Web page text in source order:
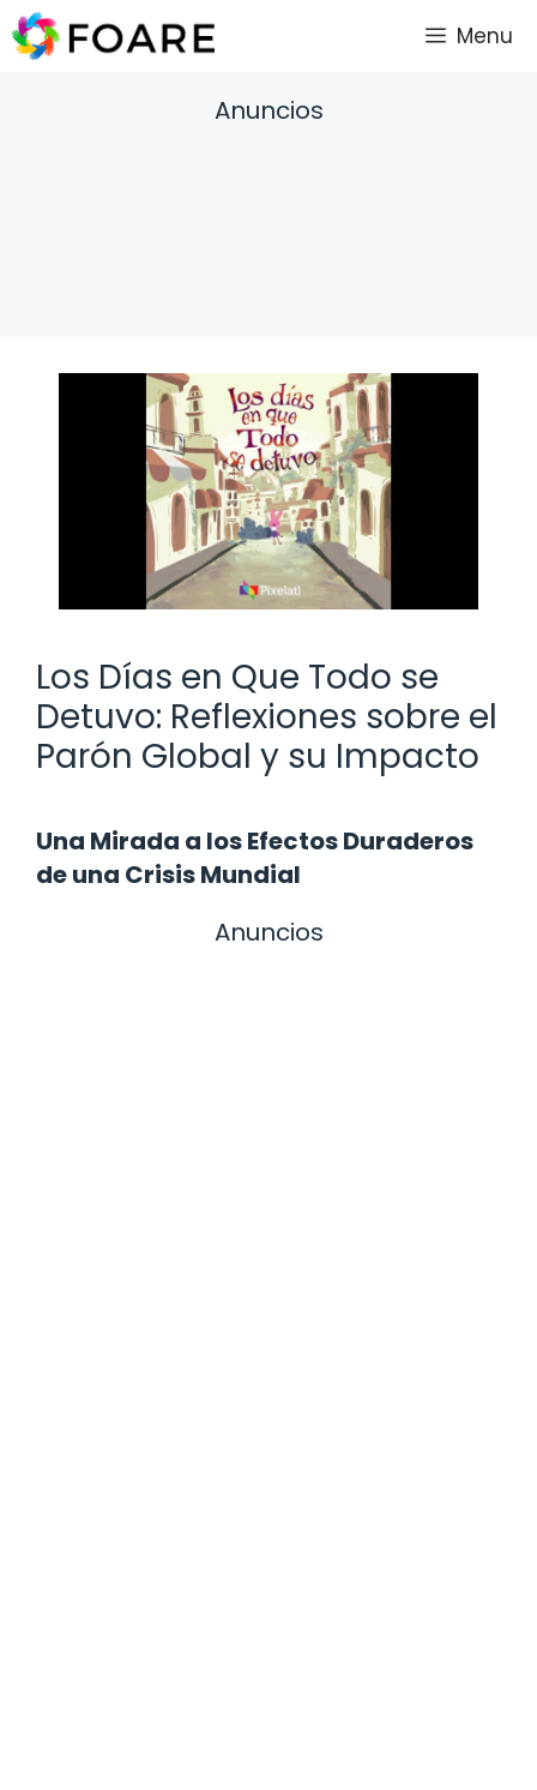
Saltar
al
Menu
Anuncios
Los Días en Que Todo se
Detuvo: Reflexiones sobre el
Parón Global y su Impacto
Una Mirada a los Efectos Duraderos
de una Crisis Mundial
Anuncios